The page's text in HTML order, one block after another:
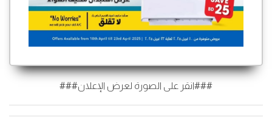
###انقر على الصورة لعرض الإعلان###